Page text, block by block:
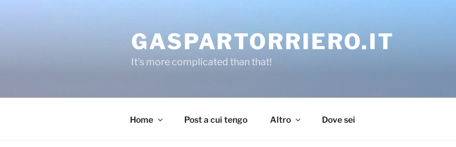
GASPARTORRIERO.IT
It's more complicated than that!
Home Post a cui tengo Altro Dove sei